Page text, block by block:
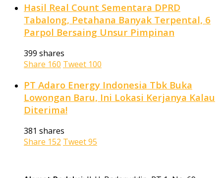
Hasil Real Count Sementara DPRD
Tabalong, Petahana Banyak Terpental, 6
Parpol Bersaing Unsur Pimpinan
399 shares
Share 160 Tweet 100
PT Adaro Energy Indonesia Tbk Buka
Lowongan Baru, Ini Lokasi Kerjanya Kalau
Diterima!
381 shares
Share 152 Tweet95